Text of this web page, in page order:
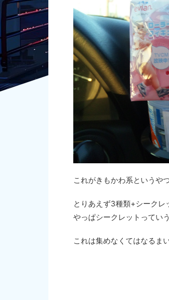
これがきもかわ系というや
とりあえず3種類+シークレ
やっぱシークレットってい
これは集めなくてはなるま